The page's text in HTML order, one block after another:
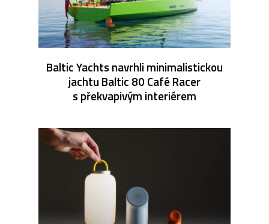
Baltic Yachts navrhli minimalistickou
jachtu Baltic 80 Café Racer
s překvapivým interiérem